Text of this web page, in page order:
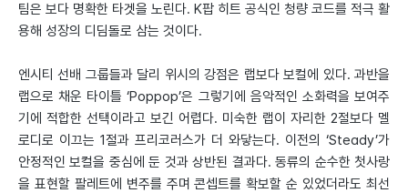
팀은 보다 명확한 타겟을 노린다. K팝 히트 공식인 청량 코드를 적극 활
용해 성장의 디딤돌로 삼는 것이다.
엔시티 선배 그룹들과 달리 위시의 강점은 랩보다 보컬에 있다. 과반을
랩으로 채운 타이틀 ‘Poppop’은 그렇기에 음악적인 소화력을 보여주
기에 적합한 선택이라고 보긴 어렵다. 미숙한 랩이 자리한 2절보다 멜
로디로 이끄는 1절과 프리코러스가 더 와닿는다. 이전의 ‘Steady’가
안정적인 보컬을 중심에 둔 것과 상반된 결과다. 동류의 순수한 첫사랑
을 표현할 팔레트에 변주를 주며 콘셉트를 확보할 순 있었더라도 최선